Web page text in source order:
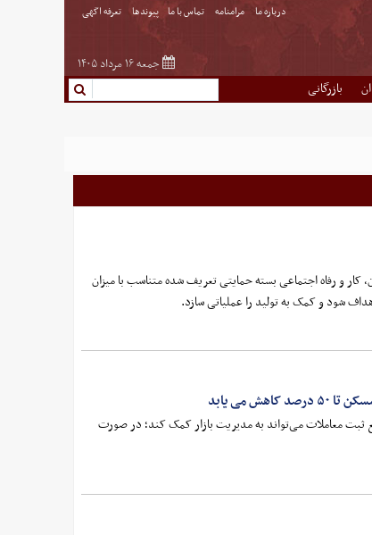
درباره ما مرامنامه تماس با ما پیوندها تعرفه اگهی
جمعه ۱۶ مرداد ۱۴۰۵
بازرگانی
کار و رفاه اجتماعی بسته حمایتی تعریف شده متناسب با میزان
شود و کمک به تولید را عملیاتی سازد.
یابد
ثبت معاملات می‌تواند به مدیریت بازار کمک کند؛ در صورت